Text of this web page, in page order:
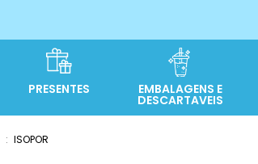
PRESENTES EMBALAGENS E
DESCARTAVEIS
ISOPOR